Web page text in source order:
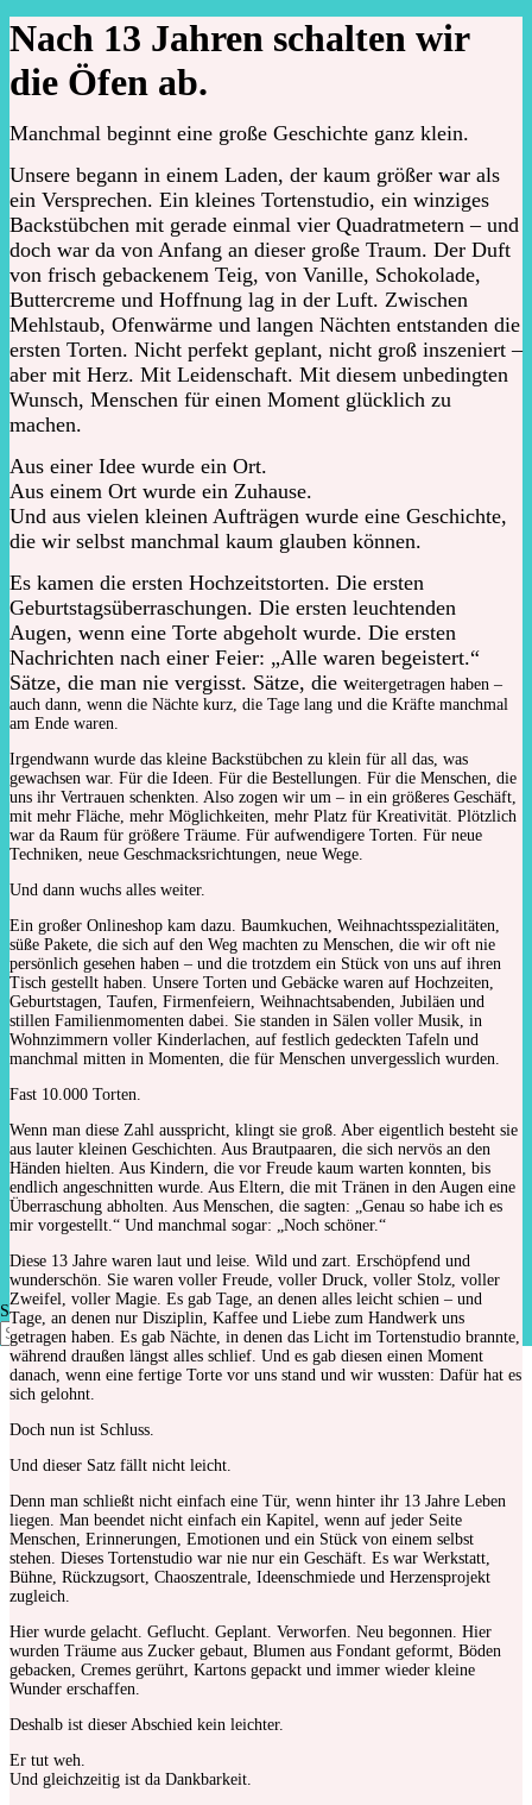
Jede Torte hat ein letztes Stück…
Seite wählen
Nach 13 Jahren schalten wir
die Öfen ab.
Manchmal beginnt eine große Geschichte ganz klein.
Unsere begann in einem Laden, der kaum größer war als
ein Versprechen. Ein kleines Tortenstudio, ein winziges
Backstübchen mit gerade einmal vier Quadratmetern – und
doch war da von Anfang an dieser große Traum. Der Duft
von frisch gebackenem Teig, von Vanille, Schokolade,
Buttercreme und Hoffnung lag in der Luft. Zwischen
Mehlstaub, Ofenwärme und langen Nächten entstanden die
ersten Torten. Nicht perfekt geplant, nicht groß inszeniert –
aber mit Herz. Mit Leidenschaft. Mit diesem unbedingten
Wunsch, Menschen für einen Moment glücklich zu
machen.
Aus einer Idee wurde ein Ort.
Aus einem Ort wurde ein Zuhause.
Und aus vielen kleinen Aufträgen wurde eine Geschichte,
die wir selbst manchmal kaum glauben können.
Es kamen die ersten Hochzeitstorten. Die ersten
Geburtstagsüberraschungen. Die ersten leuchtenden
Augen, wenn eine Torte abgeholt wurde. Die ersten
Nachrichten nach einer Feier: „Alle waren begeistert.“
Sätze, die man nie vergisst. Sätze, die weitergetragen haben –
auch dann, wenn die Nächte kurz, die Tage lang und die Kräfte manchmal
am Ende waren.
Irgendwann wurde das kleine Backstübchen zu klein für all das, was
gewachsen war. Für die Ideen. Für die Bestellungen. Für die Menschen, die
uns ihr Vertrauen schenkten. Also zogen wir um – in ein größeres Geschäft,
mit mehr Fläche, mehr Möglichkeiten, mehr Platz für Kreativität. Plötzlich
war da Raum für größere Träume. Für aufwendigere Torten. Für neue
Techniken, neue Geschmacksrichtungen, neue Wege.
Und dann wuchs alles weiter.
Ein großer Onlineshop kam dazu. Baumkuchen, Weihnachtsspezialitäten,
süße Pakete, die sich auf den Weg machten zu Menschen, die wir oft nie
persönlich gesehen haben – und die trotzdem ein Stück von uns auf ihren
Tisch gestellt haben. Unsere Torten und Gebäcke waren auf Hochzeiten,
Geburtstagen, Taufen, Firmenfeiern, Weihnachtsabenden, Jubiläen und
stillen Familienmomenten dabei. Sie standen in Sälen voller Musik, in
Wohnzimmern voller Kinderlachen, auf festlich gedeckten Tafeln und
manchmal mitten in Momenten, die für Menschen unvergesslich wurden.
Fast 10.000 Torten.
Wenn man diese Zahl ausspricht, klingt sie groß. Aber eigentlich besteht sie
aus lauter kleinen Geschichten. Aus Brautpaaren, die sich nervös an den
Händen hielten. Aus Kindern, die vor Freude kaum warten konnten, bis
endlich angeschnitten wurde. Aus Eltern, die mit Tränen in den Augen eine
Überraschung abholten. Aus Menschen, die sagten: „Genau so habe ich es
mir vorgestellt.“ Und manchmal sogar: „Noch schöner.“
Diese 13 Jahre waren laut und leise. Wild und zart. Erschöpfend und
wunderschön. Sie waren voller Freude, voller Druck, voller Stolz, voller
Zweifel, voller Magie. Es gab Tage, an denen alles leicht schien – und
Tage, an denen nur Disziplin, Kaffee und Liebe zum Handwerk uns
getragen haben. Es gab Nächte, in denen das Licht im Tortenstudio brannte,
während draußen längst alles schlief. Und es gab diesen einen Moment
danach, wenn eine fertige Torte vor uns stand und wir wussten: Dafür hat es
sich gelohnt.
Doch nun ist Schluss.
Und dieser Satz fällt nicht leicht.
Denn man schließt nicht einfach eine Tür, wenn hinter ihr 13 Jahre Leben
liegen. Man beendet nicht einfach ein Kapitel, wenn auf jeder Seite
Menschen, Erinnerungen, Emotionen und ein Stück von einem selbst
stehen. Dieses Tortenstudio war nie nur ein Geschäft. Es war Werkstatt,
Bühne, Rückzugsort, Chaoszentrale, Ideenschmiede und Herzensprojekt
zugleich.
Hier wurde gelacht. Geflucht. Geplant. Verworfen. Neu begonnen. Hier
wurden Träume aus Zucker gebaut, Blumen aus Fondant geformt, Böden
gebacken, Cremes gerührt, Kartons gepackt und immer wieder kleine
Wunder erschaffen.
Deshalb ist dieser Abschied kein leichter.
Er tut weh.
Und gleichzeitig ist da Dankbarkeit.